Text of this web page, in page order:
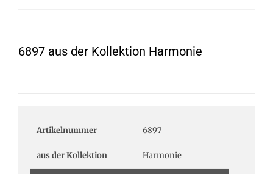
6897 aus der Kollektion Harmonie
Artikelnummer 6897
aus der Kollektion Harmonie